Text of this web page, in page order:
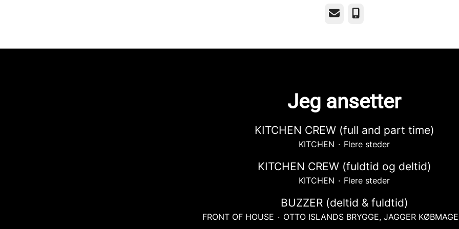
E-postTelefonnummer
Jeg ansetter
KITCHEN CREW (full and part time)
KITCHEN · Flere steder
KITCHEN CREW (fuldtid og deltid)
KITCHEN · Flere steder
BUZZER (deltid & fuldtid)
FRONT OF HOUSE · OTTO ISLANDS BRYGGE, JAGGER